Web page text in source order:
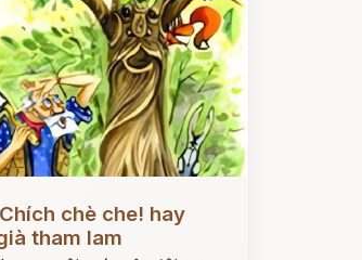
chè che! hay
tham lam